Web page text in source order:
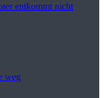
entkommt nicht
weg